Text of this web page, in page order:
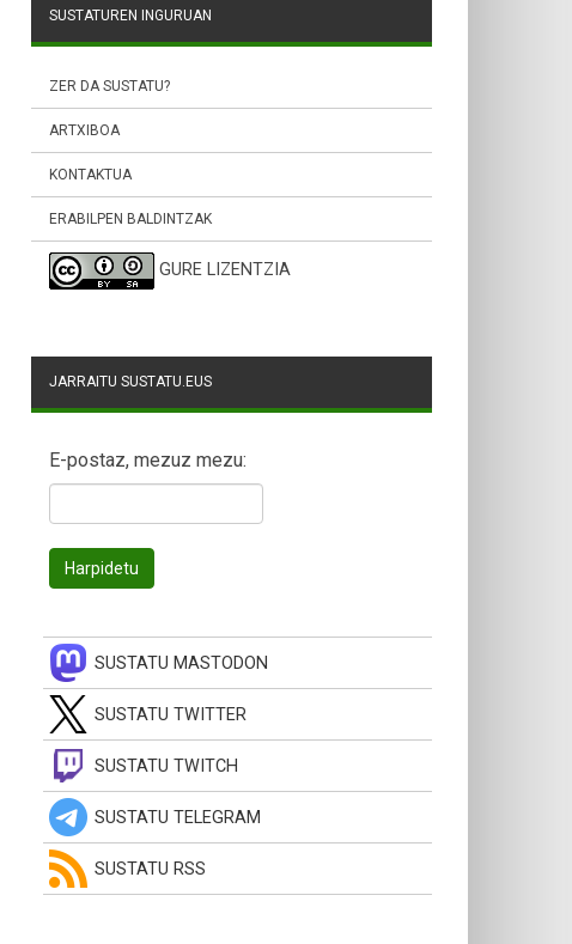
SUSTATUREN INGURUAN
ZER DA SUSTATU?
ARTXIBOA
KONTAKTUA
ERABILPEN BALDINTZAK
GURE LIZENTZIA
JARRAITU SUSTATU.EUS
E-postaz, mezuz mezu:
SUSTATU MASTODON
SUSTATU TWITTER
SUSTATU TWITCH
SUSTATU TELEGRAM
SUSTATU RSS